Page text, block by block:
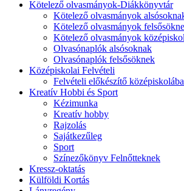
Kötelező olvasmányok-Diákkönyvtár
Kötelező olvasmányok
Kötelező olvasmányok
Kötelező olvasmányok
Olvasónaplók alsósoknak
Olvasónaplók felsősöknek
Középiskolai Felvételi
Felvételi előkészítő
Kreatív Hobbi és Sport
Kézimunka
Kreatív hobby
Rajzolás
Sajátkezűleg
Sport
Színezőkönyv Felnőtteknek
Kressz-oktatás
Külföldi Kortás